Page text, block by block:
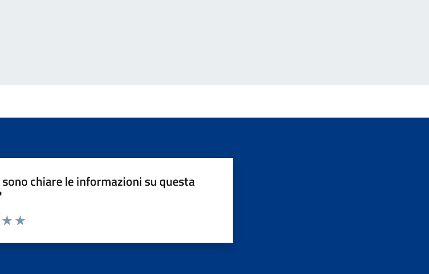
chiare le informazioni su questa
stelle la pagina